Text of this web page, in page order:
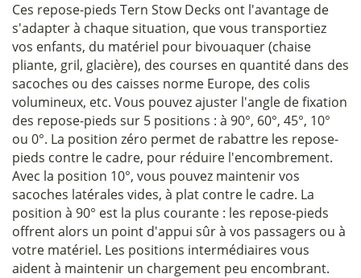
Ces repose-pieds Tern Stow Decks ont l'avantage de
s'adapter à chaque situation, que vous transportiez
vos enfants, du matériel pour bivouaquer (chaise
pliante, gril, glacière), des courses en quantité dans des
sacoches ou des caisses norme Europe, des colis
volumineux, etc. Vous pouvez ajuster l'angle de fixation
des repose-pieds sur 5 positions : à 90°, 60°, 45°, 10°
ou 0°. La position zéro permet de rabattre les repose-
pieds contre le cadre, pour réduire l'encombrement.
Avec la position 10°, vous pouvez maintenir vos
sacoches latérales vides, à plat contre le cadre. La
position à 90° est la plus courante : les repose-pieds
offrent alors un point d'appui sûr à vos passagers ou à
votre matériel. Les positions intermédiaires vous
aident à maintenir un chargement peu encombrant.